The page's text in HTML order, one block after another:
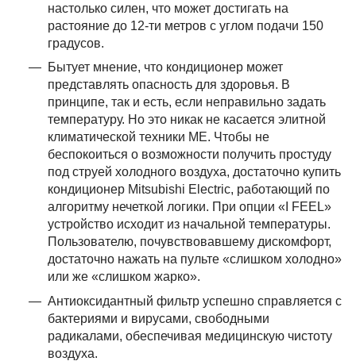
настолько силен, что может достигать на
растояние до 12-ти метров с углом подачи 150
градусов.
Бытует мнение, что кондиционер может
представлять опасность для здоровья. В
принципе, так и есть, если неправильно задать
температуру. Но это никак не касается элитной
климатической техники МЕ. Чтобы не
беспокоиться о возможности получить простуду
под струей холодного воздуха, достаточно купить
кондиционер Mitsubishi Electric, работающий по
алгоритму нечеткой логики. При опции «I FEEL»
устройство исходит из начальной температуры.
Пользователю, почувствовавшему дискомфорт,
достаточно нажать на пульте «слишком холодно»
или же «слишком жарко».
Антиоксидантный фильтр успешно справляется с
бактериями и вирусами, свободными
радикалами, обеспечивая медицинскую чистоту
воздуха.